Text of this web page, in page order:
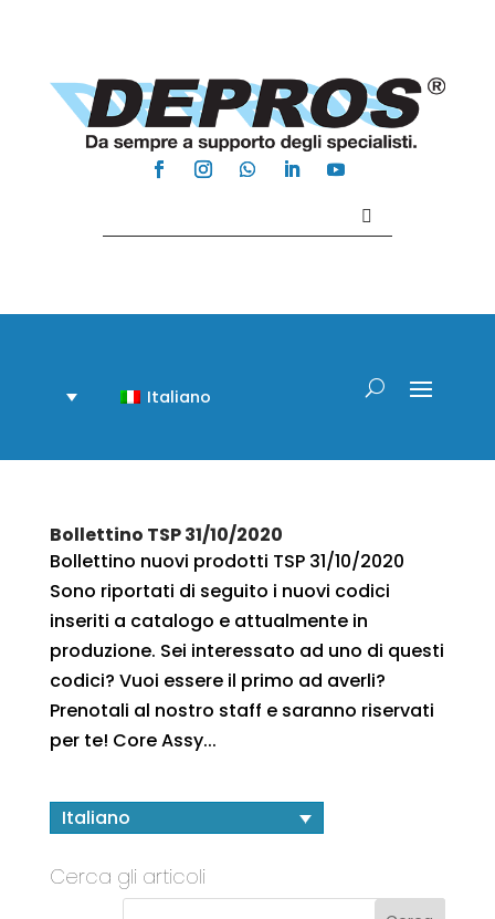
Italiano
Bollettino TSP 31/10/2020
Bollettino nuovi prodotti TSP 31/10/2020
Sono riportati di seguito i nuovi codici
inseriti a catalogo e attualmente in
produzione. Sei interessato ad uno di questi
codici? Vuoi essere il primo ad averli?
Prenotali al nostro staff e saranno riservati
per te! Core Assy...
Italiano
Cerca gli articoli